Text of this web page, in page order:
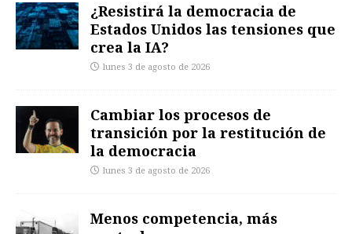
¿Resistirá la democracia de
Estados Unidos las tensiones que
crea la IA?
lunes 3 de agosto de 2026
Cambiar los procesos de
transición por la restitución de
la democracia
lunes 3 de agosto de 2026
Menos competencia, más